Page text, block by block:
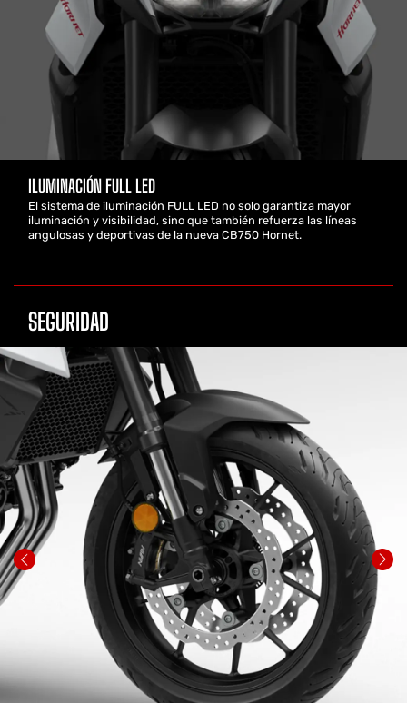
ILUMINACIÓN FULL LED
El sistema de iluminación FULL LED no solo garantiza mayor
iluminación y visibilidad, sino que también refuerza las líneas
angulosas y deportivas de la nueva CB750 Hornet.
SEGURIDAD